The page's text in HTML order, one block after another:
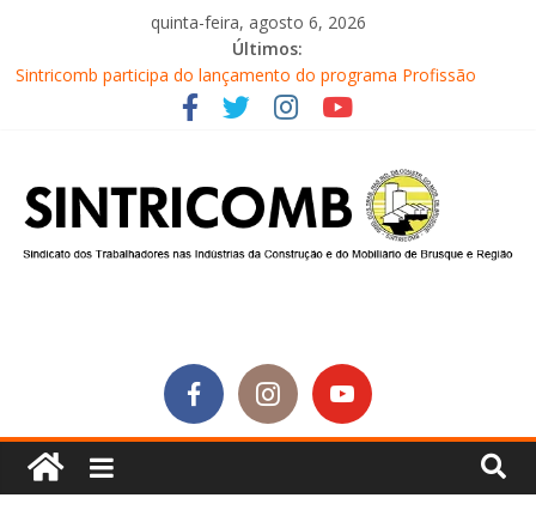
quinta-feira, agosto 6, 2026
Últimos:
Sintricomb participa do lançamento do programa Profissão
Construir em Brusque
Equipe do SINTRICOMB realiza mais uma edição do Café na
Conselho Fiscal do SINTRICOMB realiza avaliação das contas do
sindicato
Diretores do SINTRICOMB são eleitos para a direção da Nova
Central Sindical de SC